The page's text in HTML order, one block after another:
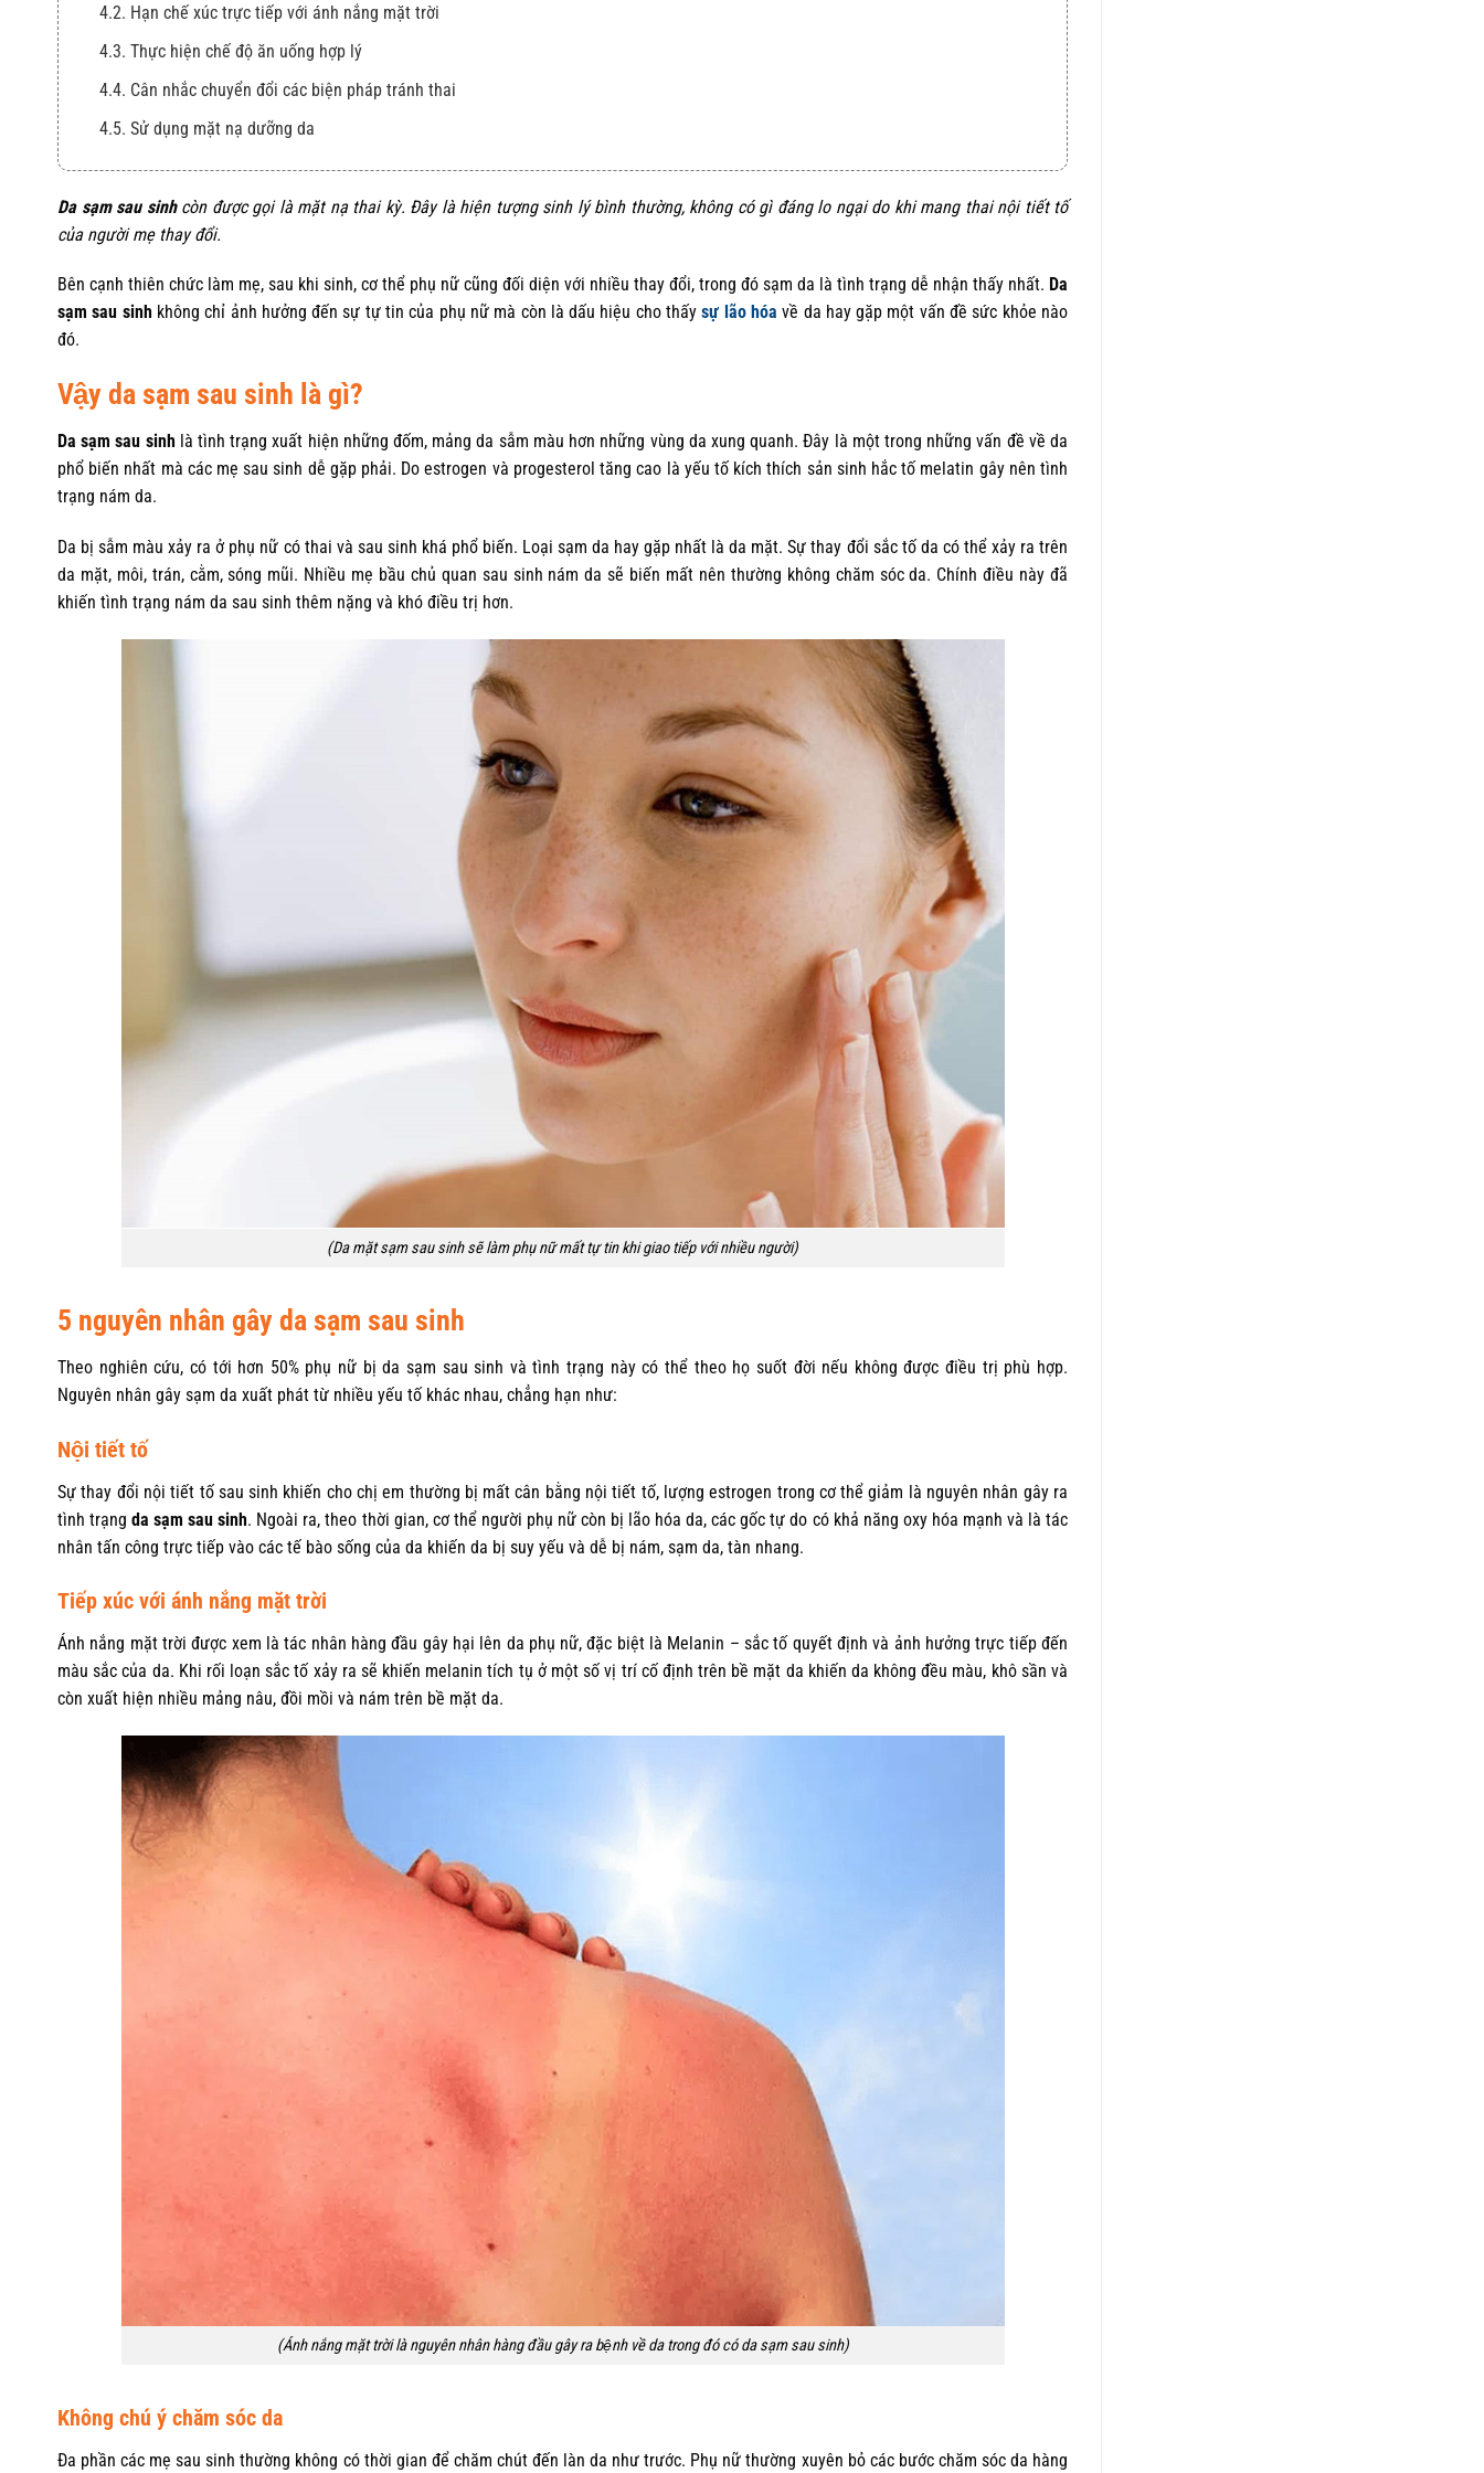
4.2. Hạn chế xúc trực tiếp với ánh nắng mặt trời
4.3. Thực hiện chế độ ăn uống hợp lý
4.4. Cân nhắc chuyển đổi các biện pháp tránh thai
4.5. Sử dụng mặt nạ dưỡng da
5. Kem Trị Nám Theo Vùng Expigment %4 Krem Hidrokinon + Ultraviyole A Ve B Filtreleri 30gr
Da sạm sau sinhcòn được gọi là mặt nạ thai kỳ. Đây là hiện tượng sinh lý bình thường, không có gì đáng lo ngại do khi mang thai nội tiết tố
của người mẹ thay đổi.
Bên cạnh thiên chức làm mẹ, sau khi sinh, cơ thể phụ nữ cũng đối diện với nhiều thay đổi, trong đó sạm da là tình trạng dễ nhận thấy nhất. Da
sạm sau sinh không chỉ ảnh hưởng đến sự tự tin của phụ nữ mà còn là dấu hiệu cho thấysự lão hóa về da hay gặp một vấn đề sức khỏe nào
đó.
Vậy da sạm sau sinh là gì?
Da sạm sau sinh là tình trạng xuất hiện những đốm, mảng da sẫm màu hơn những vùng da xung quanh. Đây là một trong những vấn đề về da
phổ biến nhất mà các mẹ sau sinh dễ gặp phải. Do estrogen và progesterol tăng cao là yếu tố kích thích sản sinh hắc tố melatin gây nên tình
trạng nám da.
Da bị sẫm màu xảy ra ở phụ nữ có thai và sau sinh khá phổ biến. Loại sạm da hay gặp nhất là da mặt. Sự thay đổi sắc tố da có thể xảy ra trên
da mặt, môi, trán, cằm, sóng mũi. Nhiều mẹ bầu chủ quan sau sinh nám da sẽ biến mất nên thường không chăm sóc da. Chính điều này đã
khiến tình trạng nám da sau sinh thêm nặng và khó điều trị hơn.
(Da mặt sạm sau sinh sẽ làm phụ nữ mất tự tin khi giao tiếp với nhiều người)
5 nguyên nhân gây da sạm sau sinh
Theo nghiên cứu, có tới hơn 50% phụ nữ bị da sạm sau sinh và tình trạng này có thể theo họ suốt đời nếu không được điều trị phù hợp.
Nguyên nhân gây sạm da xuất phát từ nhiều yếu tố khác nhau, chẳng hạn như:
Nội tiết tố
Sự thay đổi nội tiết tố sau sinh khiến cho chị em thường bị mất cân bằng nội tiết tố, lượng estrogen trong cơ thể giảm là nguyên nhân gây ra
tình trạngda sạm sau sinh. Ngoài ra, theo thời gian, cơ thể người phụ nữ còn bị lão hóa da, các gốc tự do có khả năng oxy hóa mạnh và là tác
nhân tấn công trực tiếp vào các tế bào sống của da khiến da bị suy yếu và dễ bị nám, sạm da, tàn nhang.
Tiếp xúc với ánh nắng mặt trời
Ánh nắng mặt trời được xem là tác nhân hàng đầu gây hại lên da phụ nữ, đặc biệt là Melanin – sắc tố quyết định và ảnh hưởng trực tiếp đến
màu sắc của da. Khi rối loạn sắc tố xảy ra sẽ khiến melanin tích tụ ở một số vị trí cố định trên bề mặt da khiến da không đều màu, khô sần và
còn xuất hiện nhiều mảng nâu, đồi mồi và nám trên bề mặt da.
(Ánh nắng mặt trời là nguyên nhân hàng đầu gây ra bệnh về da trong đó có da sạm sau sinh)
Không chú ý chăm sóc da
Đa phần các mẹ sau sinh thường không có thời gian để chăm chút đến làn da như trước. Phụ nữ thường xuyên bỏ các bước chăm sóc da hàng